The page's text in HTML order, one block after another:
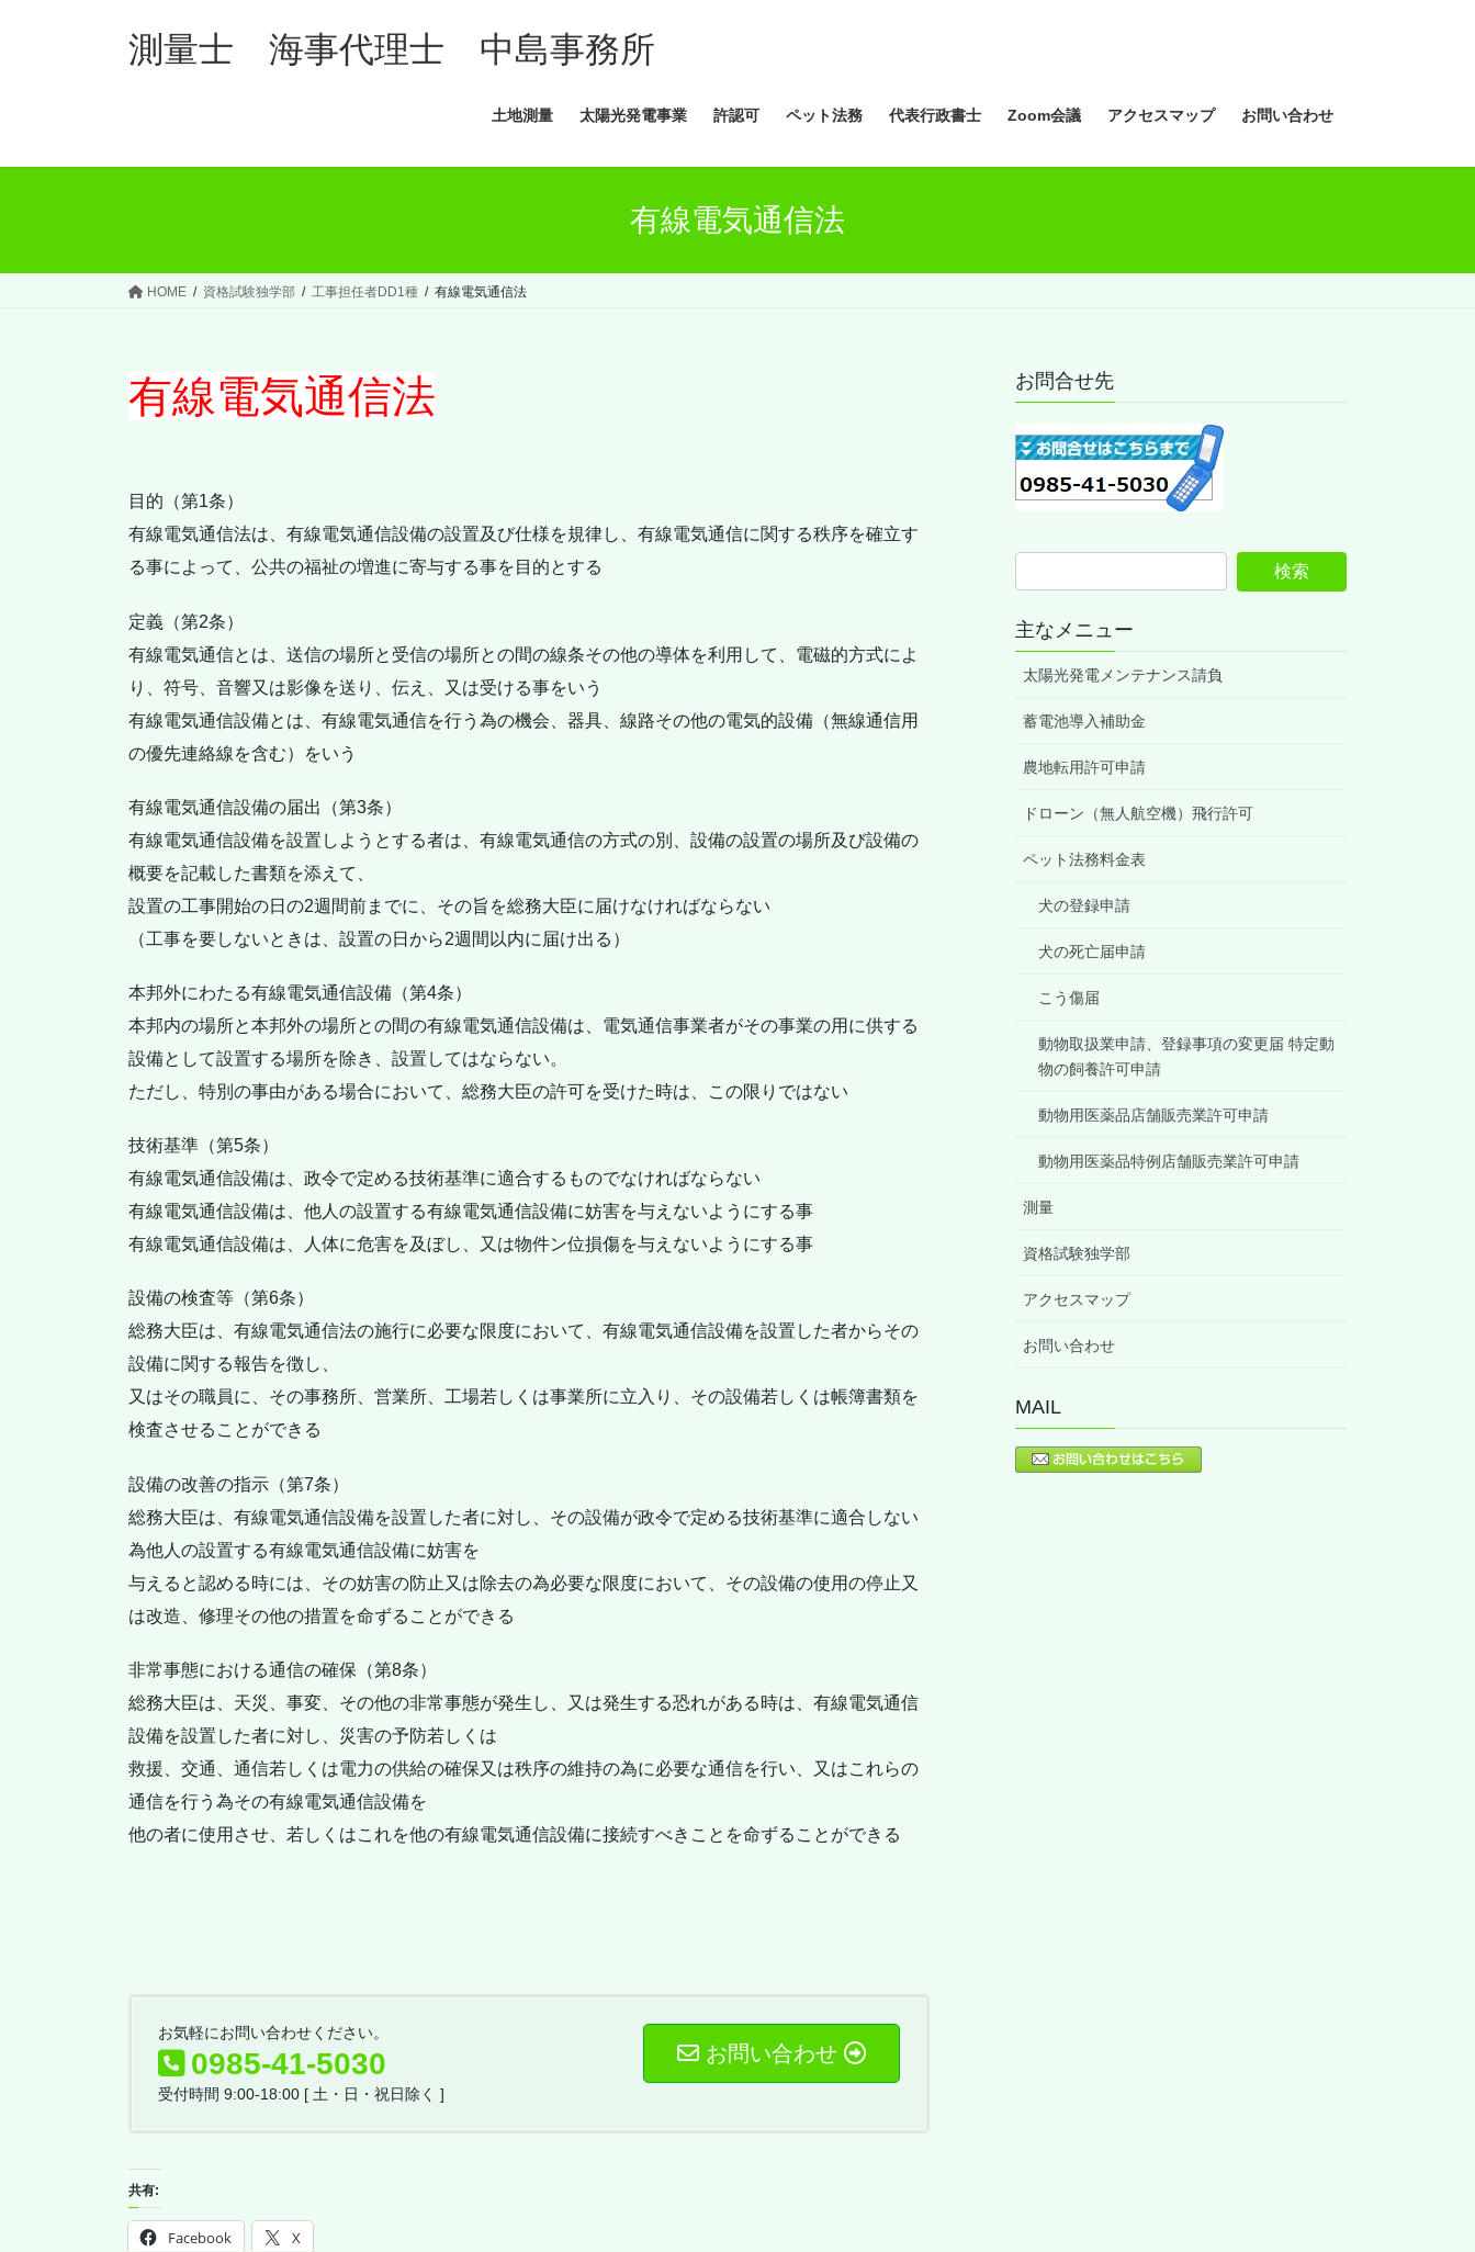
ス
ン
測量士 海事代理士 中島事務所
土地測量 太陽光発電事業 許認可 ペット法務 代表行政書士 Zoom会議 アクセスマップ お問い合わせ
有線電気通信法
HOME 資格試験独学部 工事担任者DD1種 有線電気通信法
有線電気通信法
目的（第1条）
有線電気通信法は、有線電気通信設備の設置及び仕様を規律し、有線電気通信に関する秩序を確立す
る事によって、公共の福祉の増進に寄与する事を目的とする
定義（第2条）
有線電気通信とは、送信の場所と受信の場所との間の線条その他の導体を利用して、電磁的方式によ
り、符号、音響又は影像を送り、伝え、又は受ける事をいう
有線電気通信設備とは、有線電気通信を行う為の機会、器具、線路その他の電気的設備（無線通信用
の優先連絡線を含む）をいう
有線電気通信設備の届出（第3条）
有線電気通信設備を設置しようとする者は、有線電気通信の方式の別、設備の設置の場所及び設備の
概要を記載した書類を添えて、
設置の工事開始の日の2週間前までに、その旨を総務大臣に届けなければならない
（工事を要しないときは、設置の日から2週間以内に届け出る）
本邦外にわたる有線電気通信設備（第4条）
本邦内の場所と本邦外の場所との間の有線電気通信設備は、電気通信事業者がその事業の用に供する
設備として設置する場所を除き、設置してはならない。
ただし、特別の事由がある場合において、総務大臣の許可を受けた時は、この限りではない
技術基準（第5条）
有線電気通信設備は、政令で定める技術基準に適合するものでなければならない
有線電気通信設備は、他人の設置する有線電気通信設備に妨害を与えないようにする事
有線電気通信設備は、人体に危害を及ぼし、又は物件ン位損傷を与えないようにする事
設備の検査等（第6条）
総務大臣は、有線電気通信法の施行に必要な限度において、有線電気通信設備を設置した者からその
設備に関する報告を徴し、
又はその職員に、その事務所、営業所、工場若しくは事業所に立入り、その設備若しくは帳簿書類を
検査させることができる
設備の改善の指示（第7条）
総務大臣は、有線電気通信設備を設置した者に対し、その設備が政令で定める技術基準に適合しない
為他人の設置する有線電気通信設備に妨害を
与えると認める時には、その妨害の防止又は除去の為必要な限度において、その設備の使用の停止又
は改造、修理その他の措置を命ずることができる
非常事態における通信の確保（第8条）
総務大臣は、天災、事変、その他の非常事態が発生し、又は発生する恐れがある時は、有線電気通信
設備を設置した者に対し、災害の予防若しくは
救援、交通、通信若しくは電力の供給の確保又は秩序の維持の為に必要な通信を行い、又はこれらの
通信を行う為その有線電気通信設備を
他の者に使用させ、若しくはこれを他の有線電気通信設備に接続すべきことを命ずることができる
お気軽にお問い合わせください。
0985-41-5030
受付時間 9:00-18:00 [ 土・日・祝日除く ]
お問い合わせ
共有:
Facebook X
お問合せ先
主なメニュー
太陽光発電メンテナンス請負
蓄電池導入補助金
農地転用許可申請
ドローン（無人航空機）飛行許可
ペット法務料金表
犬の登録申請
犬の死亡届申請
こう傷届
動物取扱業申請、登録事項の変更届 特定動
物の飼養許可申請
動物用医薬品店舗販売業許可申請
動物用医薬品特例店舗販売業許可申請
測量
資格試験独学部
アクセスマップ
お問い合わせ
MAIL